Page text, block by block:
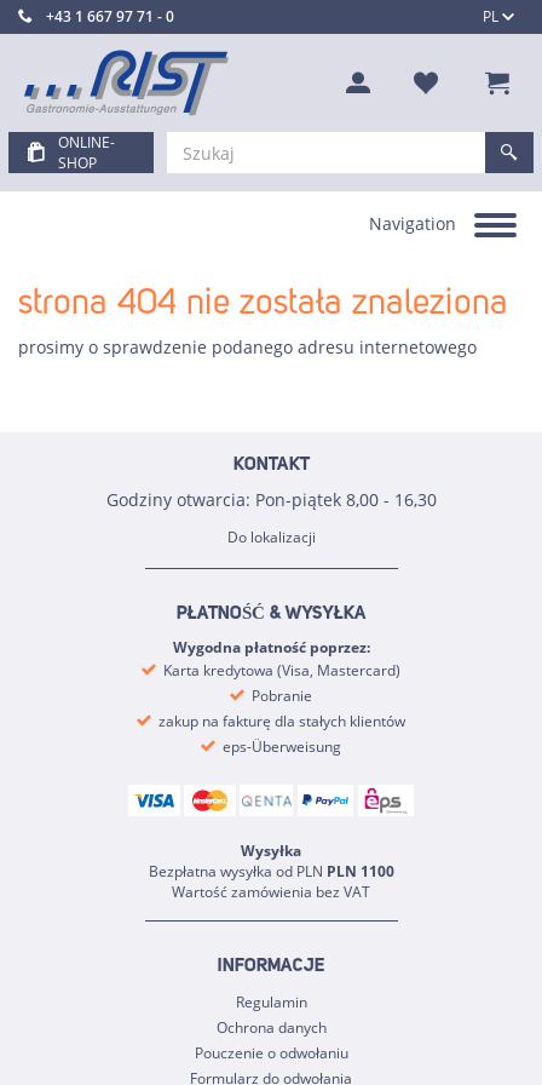
PL
+43 1 667 97 71 - 0
ONLINE-
SHOP
Toggle
Navigation
strona 404 nie została znaleziona
prosimy o sprawdzenie podanego adresu internetowego
KONTAKT
Godziny otwarcia: Pon-piątek 8,00 - 16,30
Do lokalizacji
PŁATNOŚĆ & WYSYŁKA
Wygodna płatność poprzez:
Karta kredytowa (Visa, Mastercard)
Pobranie
zakup na fakturę dla stałych klientów
eps-Überweisung
Wysyłka
Bezpłatna wysyłka od PLN PLN 1100
Wartość zamówienia bez VAT
INFORMACJE
Regulamin
Ochrona danych
Pouczenie o odwołaniu
Formularz do odwołania